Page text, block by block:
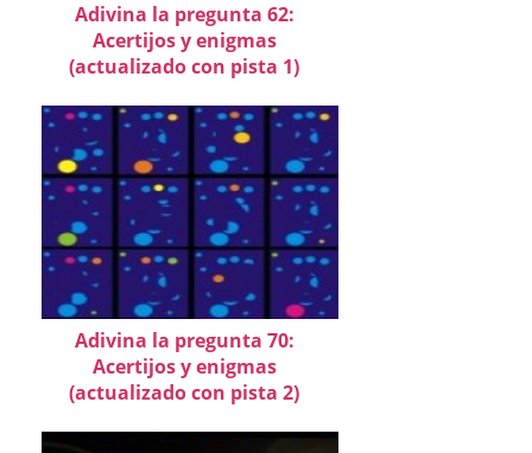
Adivina la pregunta 62:
Acertijos y enigmas
(actualizado con pista 1)
Adivina la pregunta 70:
Acertijos y enigmas
(actualizado con pista 2)